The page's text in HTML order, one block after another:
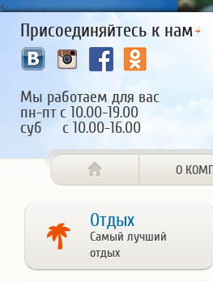
<
Присоединяйтесь к нам
Мы работаем для вас
пн-пт с 10.00-19.00
суб с 10.00-16.00
О
Отдых
Самый лучший
отдых